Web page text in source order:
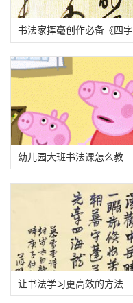
书法家挥毫创作必备《四字
吉语大全》（含 800 个词
组）
幼儿园大班书法课怎么教
让书法学习更高效的方法